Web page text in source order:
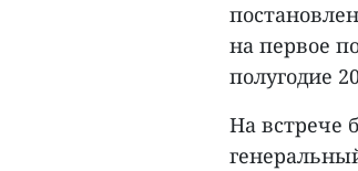
на первое
полугодие
На встрече